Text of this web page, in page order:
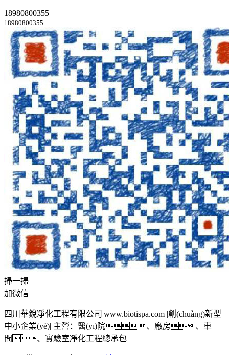
18980800355
18980800355
掃一掃
加微信
四川華銳凈化工程有限公司|www.biotispa.com |創(chuàng)新型
中小企業(yè)| 主營：醫(yī)院、廠房、車
間、實驗室凈化工程總承包